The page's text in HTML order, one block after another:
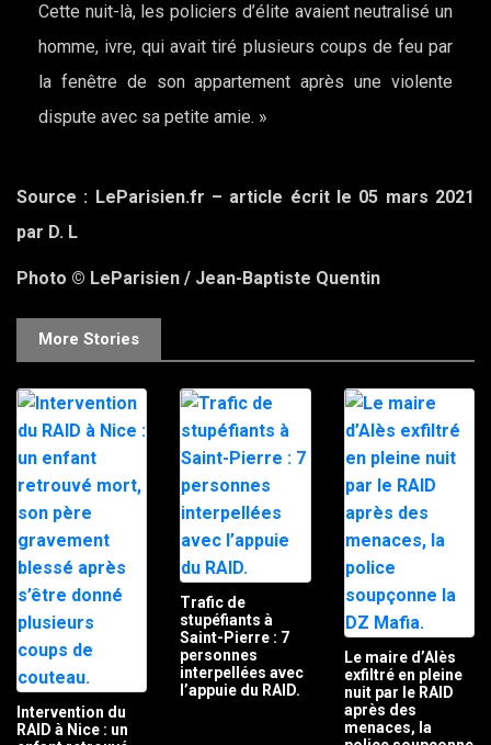
Cette nuit-là, les policiers d’élite avaient neutralisé un
homme, ivre, qui avait tiré plusieurs coups de feu par
la fenêtre de son appartement après une violente
dispute avec sa petite amie. »
Source : LeParisien.fr – article écrit le 05 mars 2021
par D. L
Photo © LeParisien / Jean-Baptiste Quentin
More Stories
Intervention du
RAID à Nice : un
Trafic de
stupéfiants à
Saint-Pierre : 7
personnes
interpellées avec
l’appuie du RAID.
Le maire d’Alès
exfiltré en pleine
nuit par le RAID
après des
menaces, la